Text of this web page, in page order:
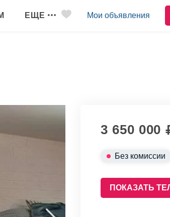
ЕЩЕ Мои объявления
3 650 000
Без комиссии
ПОКАЗАТЬ